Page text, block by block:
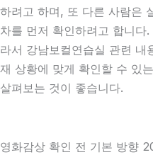
하려고 하며, 또 다른 사람은
차를 먼저 확인하려고 합니
라서 강남보컬연습실 관련 내
재 상황에 맞게 확인할 수 있
살펴보는 것이 좋습니다.
영화감상 확인 전 기본 방향